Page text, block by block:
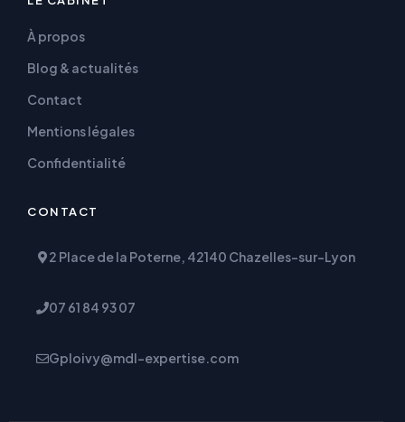
À propos
Blog & actualités
Contact
Mentions légales
Confidentialité
CONTACT
2 Place de la Poterne, 42140 Chazelles-sur-Lyon
07 61 84 93 07
Gploivy@mdl-expertise.com